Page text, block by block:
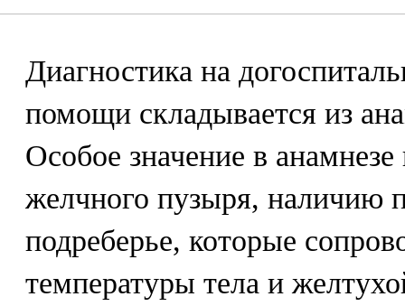
Диагностика на
помощи складывается из
Особое значение в
желчного пузыря, наличию
подреберье, которые
температуры тела и